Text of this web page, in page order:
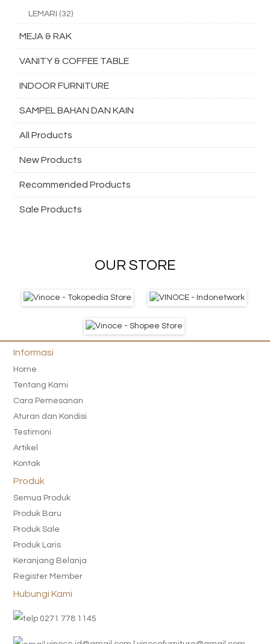
LEMARI (32)
MEJA & RAK
VANITY & COFFEE TABLE
INDOOR FURNITURE
SAMPEL BAHAN DAN KAIN
All Products
New Products
Recommended Products
Sale Products
OUR STORE
Informasi
Home
Tentang Kami
Cara Pemesanan
Aturan dan Kondisi
Testimoni
Artikel
Kontak
Produk
Semua Produk
Produk Baru
Produk Sale
Produk Laris
Keranjang Belanja
Register Member
Hubungi Kami
0271 778 1145